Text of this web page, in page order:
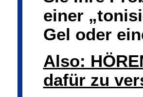
einer
Gel oder
Also:
dafür zu